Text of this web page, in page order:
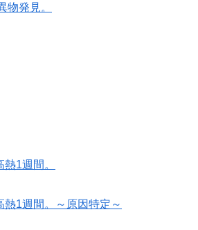
物発見。
1週間。
1週間。～原因特定～